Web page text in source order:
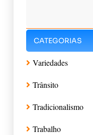
CATEGORIAS
Variedades
Trânsito
Tradicionalismo
Trabalho